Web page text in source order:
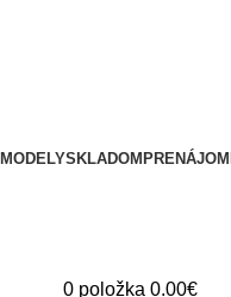
MODELYSKLADOM PRENÁJOM
0 položka 0.00€